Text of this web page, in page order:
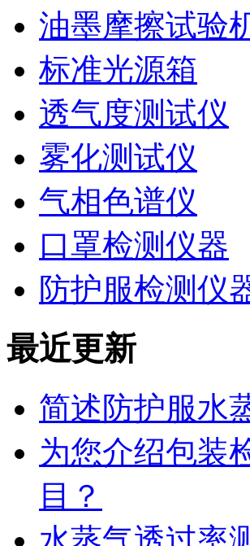
油墨摩擦试验
标准光源箱
透气度测试仪
雾化测试仪
气相色谱仪
口罩检测仪器
防护服检测仪
最近更新
简述防护服水
为您介绍包装
目？